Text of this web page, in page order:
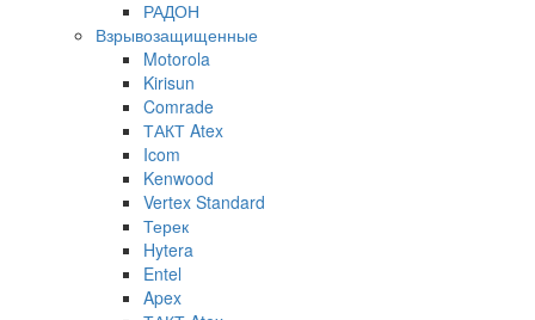
РАДОН
Взрывозащищенные
Motorola
Kirisun
Comrade
ТАКТ Atex
Icom
Kenwood
Vertex Standard
Терек
Hytera
Entel
Apex